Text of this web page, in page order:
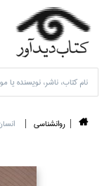
روانشناسي